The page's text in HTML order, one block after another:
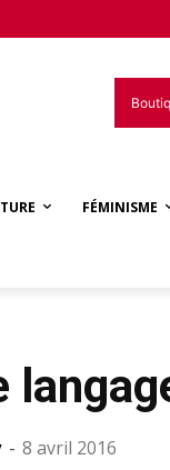
FÉMINISME
- 8 avril 2016